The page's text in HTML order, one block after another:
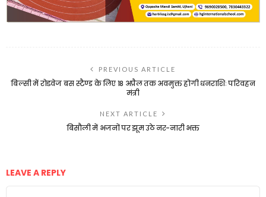
PREVIOUS ARTICLE
बिल्सी में रोडवेज बस स्टैण्ड के लिए 18 अप्रैल तक अवमुक्त होगी धनराशिः परिवहन
मंत्री
NEXT ARTICLE
बिसौली में भजनों पर झूम उठे नर-नारी भक्त
LEAVE A REPLY